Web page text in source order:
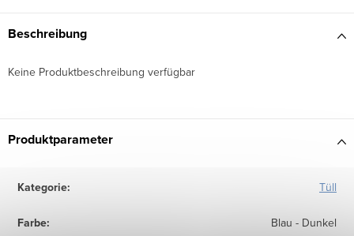
Beschreibung
Keine Produktbeschreibung verfügbar
Produktparameter
Kategorie: Tüll
Farbe: Blau - Dunkel